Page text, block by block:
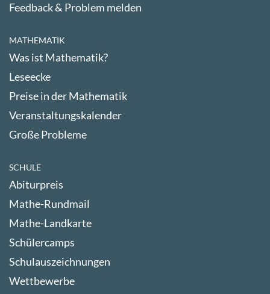
Feedback & Problem melden
MATHEMATIK
Was ist Mathematik?
Leseecke
Preise in der Mathematik
Veranstaltungskalender
Große Probleme
SCHULE
Abiturpreis
Mathe-Rundmail
Mathe-Landkarte
Schülercamps
Schulauszeichnungen
Wettbewerbe